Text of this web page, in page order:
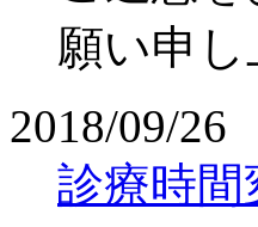
願い申し
2018/09/26
診療時間